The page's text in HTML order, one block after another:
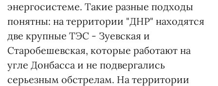
энергосистеме. Такие разные подходы
понятны: на территории "ДНР" находятся
две крупные ТЭС - Зуевская и
Старобешевская, которые работают на
угле Донбасса и не подвергались
серьезным обстрелам. На территории